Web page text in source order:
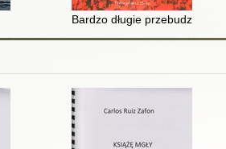
Bardzo długie przebudzenie